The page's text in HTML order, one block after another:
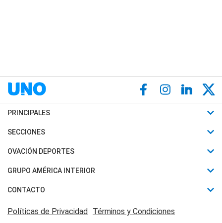
PRINCIPALES
Últimas Noticias
Política
Judiciales
Economia
SECCIONES
Horóscopo
Motores
Trucos caseros
Series y Películas
OVACIÓN DEPORTES
Fútbol
Mundial
Automovilismo
Rugby
GRUPO AMÉRICA INTERIOR
Canal 7 en Vivo
CONTACTO
Acerca de Nosotros
Políticas de Privacidad Términos y Condiciones